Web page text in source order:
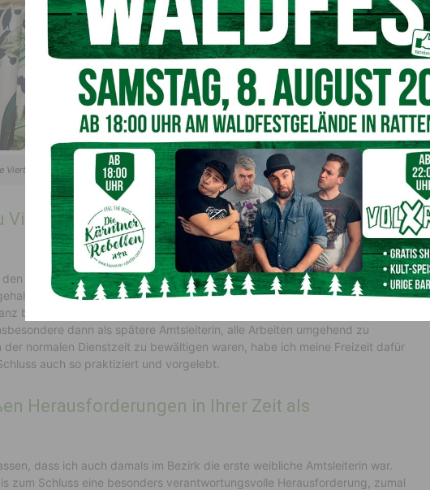
Viertler-Bader arbeitete 42 Jahre bei der Marktgemeinde Kirchbach
Viertler-Bader, was hat Sie geprägt in Ihrer Zeit
den Anfängen meiner Dienstzeit war alles viel hierarchischer und der
werden. Den dienstälteren Kollegen ist man immer mit großem
begegnet und „per Sie“ zu sein war damals normal. Es war auch immer
dann als spätere Amtsleiterin, alle Arbeiten umgehend zu
der normalen Dienstzeit zu bewältigen waren, habe ich meine Freizeit dafür
auch so praktiziert und vorgelebt.
Herausforderungen in Ihrer Zeit als
dass ich auch damals im Bezirk die erste weibliche Amtsleiterin war.
zum Schluss eine besonders verantwortungsvolle Herausforderung, zumal